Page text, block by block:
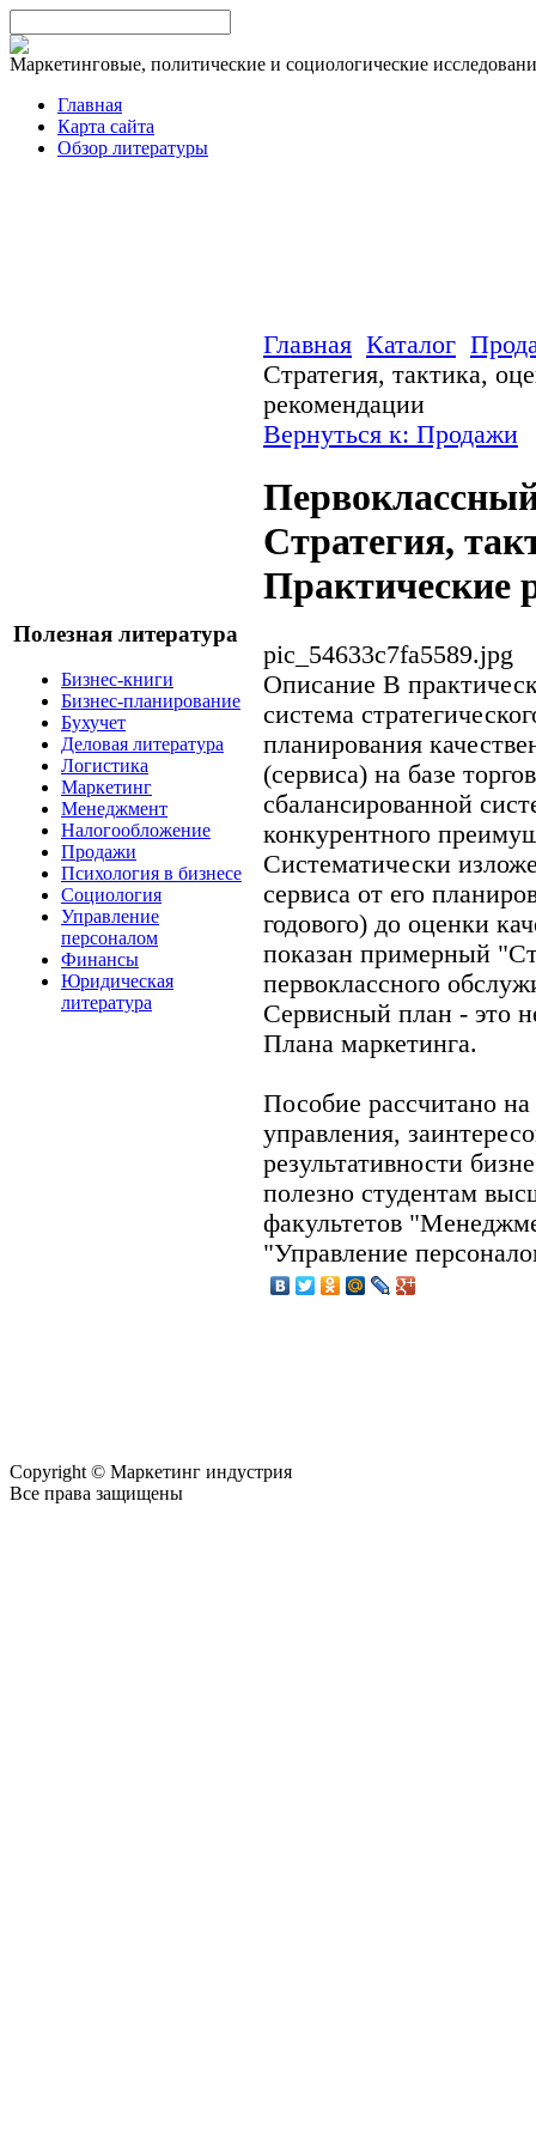
Маркетинговые, политические и социологические
Главная
Карта сайта
Обзор литературы
Полезная литература
Бизнес-книги
Бизнес-планирование
Бухучет
Деловая литература
Логистика
Маркетинг
Менеджмент
Налогообложение
Продажи
Психология в бизнесе
Социология
Управление
персоналом
Финансы
Юридическая
литература
Главная Каталог
Стратегия, тактика,
рекомендации
Вернуться к: Продажи
Стратегия,
Практические
pic_54633c7fa5589.jpg
Описание В
система
планирования
(сервиса) на базе
сбалансированной
конкурентного
Систематически
сервиса от его
годового) до оценки
показан примерный
первоклассного
Сервисный план - это
Плана маркетинга.
Пособие рассчитано
управления,
результативности
полезно студентам
факультетов
"Управление
Copyright © Маркетинг индустрия
Все права защищены